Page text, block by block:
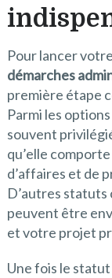
Pour lancer
démarches
première étape
Parmi les
souvent
qu’elle
d’affaires et de
D’autres statuts
peuvent être
et votre projet
Une fois le